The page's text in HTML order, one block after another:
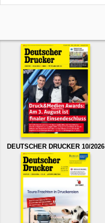
DEUTSCHER DRUCKER 10/2026